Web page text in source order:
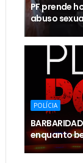
PF prende
abuso
POLÍCIA
enquanto